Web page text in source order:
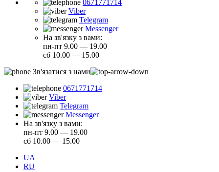
0671771714
Viber
Telegram
Messenger
На зв'язку з вами:
пн-пт 9.00 — 19.00
сб 10.00 — 15.00
Зв'язатися з нами
0671771714
Viber
Telegram
Messenger
На зв'язку з вами:
пн-пт 9.00 — 19.00
сб 10.00 — 15.00
UA
RU